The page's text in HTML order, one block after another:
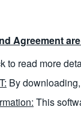
Agreement
to read more
By
This